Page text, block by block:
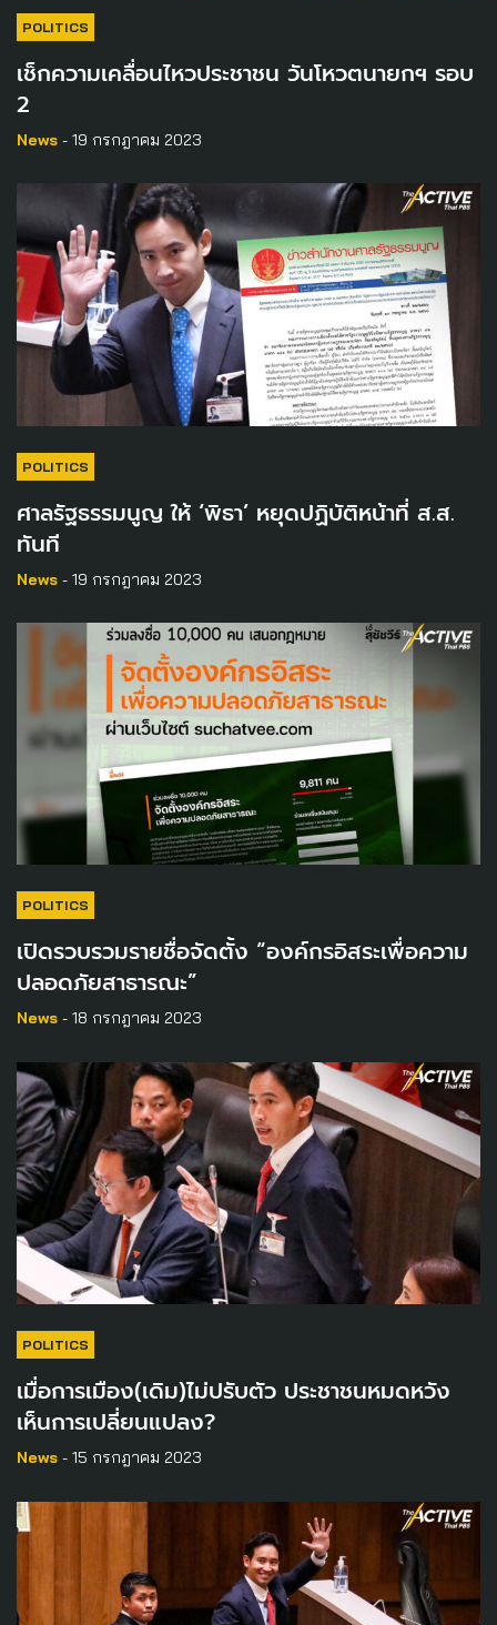
POLITICS
เช็กความเคลื่อนไหวประชาชน วันโหวตนายกฯ รอบ
2
News - 19 กรกฎาคม 2023
POLITICS
ศาลรัฐธรรมนูญ ให้ ‘พิธา’ หยุดปฏิบัติหน้าที่ ส.ส.
ทันที
News - 19 กรกฎาคม 2023
POLITICS
เปิดรวบรวมรายชื่อจัดตั้ง “องค์กรอิสระเพื่อความ
ปลอดภัยสาธารณะ”
News - 18 กรกฎาคม 2023
POLITICS
เมื่อการเมือง(เดิม)ไม่ปรับตัว ประชาชนหมดหวัง
เห็นการเปลี่ยนแปลง?
News - 15 กรกฎาคม 2023